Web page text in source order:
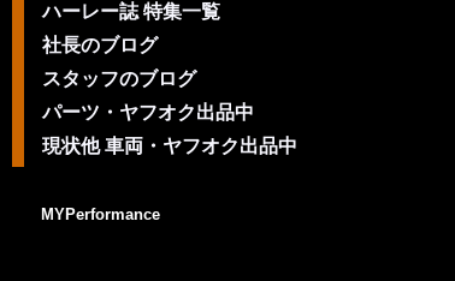
ハーレー誌 特集一覧
社長のブログ
スタッフのブログ
パーツ・ヤフオク出品中
現状他 車両・ヤフオク出品中
MYPerformance